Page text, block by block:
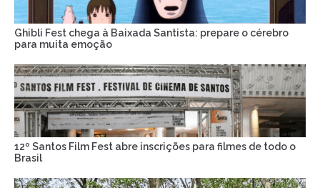
Ghibli Fest chega à Baixada Santista: prepare o cérebro
para muita emoção
12º Santos Film Fest abre inscrições para filmes de todo o
Brasil